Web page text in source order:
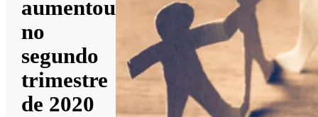
aumentou
no
segundo
trimestre
de 2020